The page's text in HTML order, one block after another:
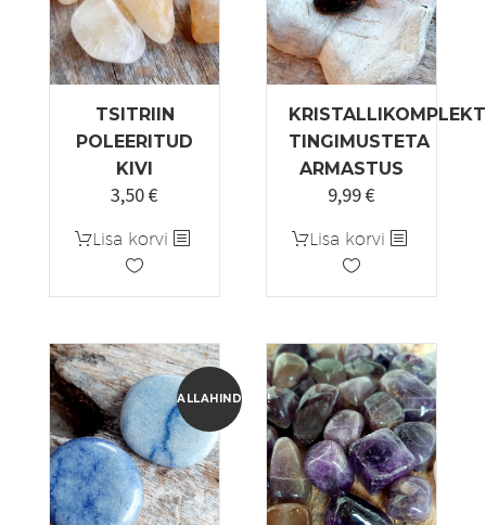
TSITRIIN
POLEERITUD
KIVI
3,50€
Lisa korvi
KRISTALLIKOMPLEKT
TINGIMUSTETA
ARMASTUS
9,99€
Lisa korvi
ALLAHINDLUS!